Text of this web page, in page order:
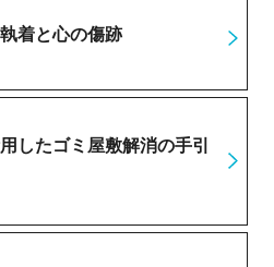
着と心の傷跡
したゴミ屋敷解消の手引